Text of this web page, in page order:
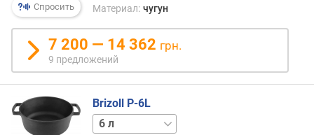
Спросить
Материал: чугун
7 200 — 14 362 грн.
9 предложений
Brizoll P-6L
4 л